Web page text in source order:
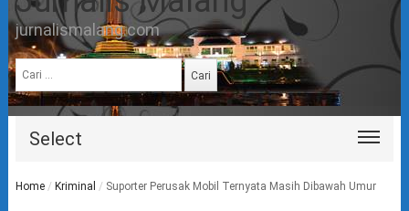
jurnalismalang.com
Cari
untuk:
Select
Home / Kriminal / Suporter Perusak Mobil Ternyata Masih Dibawah Umur